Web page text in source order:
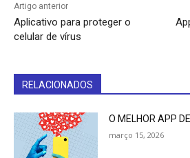
Artigo anterior
Aplicativo para proteger o
celular de vírus
RELACIONADOS
O MELHOR APP
março 15, 2026